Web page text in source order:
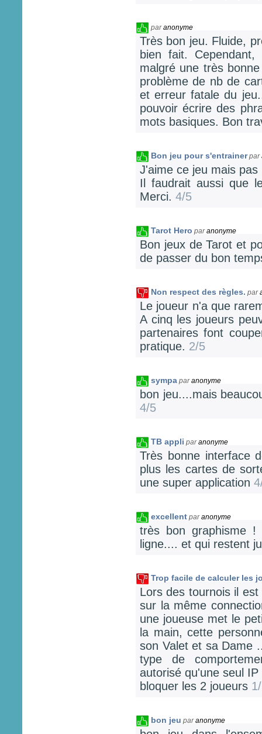
paranonyme
Très bon jeu. Fluide,
bien fait.
malgré une très
problème de nb de
et erreur fatale du
pouvoir écrire des
mots basiques. Bon
Bon jeu pour s'entrainer par
J'aime ce jeu mais
Il faudrait aussi que
Merci. 4/5
Tarot Hero paranonyme
Bon jeux de Tarot et
de passer du bon
Non respect des règles. par
Le joueur n'a que
A cinq les joueurs
partenaires font
pratique. 2/5
sympa paranonyme
bon jeu....mais
4/5
TB appli paranonyme
Très bonne interface
plus les cartes de
une super application
excellent paranonyme
très bon graphisme
ligne.... et qui restent
Trop facile de calculer les
Lors des tournois il
sur la même
une joueuse met le
la main, cette
son Valet et sa Dame
type de
autorisé qu'une seul
bloquer les 2 joueurs
bon jeu paranonyme